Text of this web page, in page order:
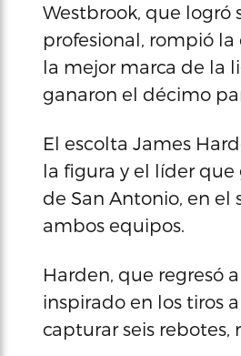
Westbrook, que
profesional, rompió
la mejor marca de la
ganaron el décimo
El escolta James
la figura y el líder que
de San Antonio, en
ambos equipos.
Harden, que regresó
inspirado en los tiros
capturar seis rebotes,